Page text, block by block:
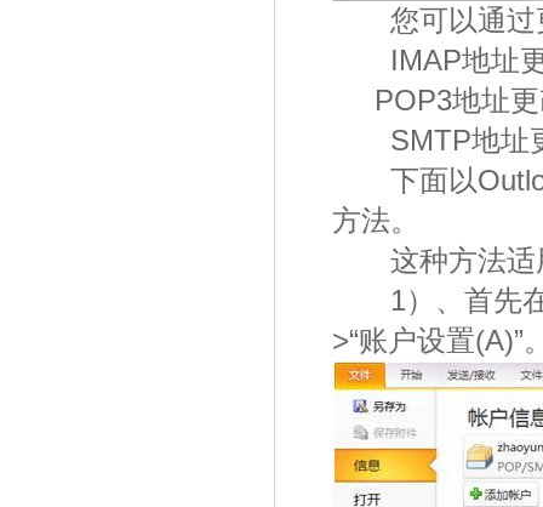
您可以通过更
IMAP地址更
POP3地址更
SMTP地址更
下面以
方法。
这种方法适
1）、首先在
>“账户设置(A)”